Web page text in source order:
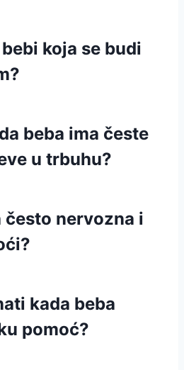
koja se budi
beba ima česte
u trbuhu?
često nervozna i
kada beba
pomoć?